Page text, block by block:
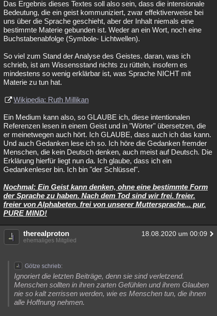
Das Ergebnis dieses Textes soll also sein, dass die intensionale
Bedeutung, die ein geist kommuniziert, zwar effektiverweise bei
uns über die Sprache geschieht, aber der Inhalt niemals eine
bestimmte Materie gebunden ist. Weder an ein Wort, noch eine
Buchstabenabfolge (Symbole- Lichtwellen).
So viel zum Stand der Analyse des Geistes. daran, was ich
schrieb, ist am Wissensstand nichts zu rütteln, insofern es
mindestens so wenig erklärbar ist, was Sprache NICHT mit
Materie zu tun hat.
Wikipedia: Ruth Millikan
Ein Medium kann also, so GLAUBE ich, diese intentionalen
Referenzen lesen in einem Geist und in "Wörter" übersetzen, die
er meinetwegen auch hört. Ich GLAUBE, dass auch ich das kann.
Und auch Gedanken lese ich so. Ich höre die Gedanken fremder
Menschen, die kein Deutsch denken, auch meist auf Deutsch. Die
Erklärung hierfür liegt nun da. Ich glaube, dass ich ein
Gedankenleser bin. Ich bin "der Schlüssel".
Nochmal: Ein Geist kann denken, ohne eine bestimmte Form
der Sprache zu haben. Nach dem Tod sind wir frei. freier.
freier von Alphabeten. frei von unserer Muttersprache... pur.
PURE MIND!
therealproton 18.08.2020 um 00:09
ehemaliges Mitglied
Götze schrieb:
Ignoriert die letzten Beiträge, denn sie sind verletzend.
Menschen sollten in ihren zarten Gefühlen und ihrem Glauben
nie so kalt zerrissen werden, wie es Menschen tun, die ihnen
alle Hoffnung nehmen.